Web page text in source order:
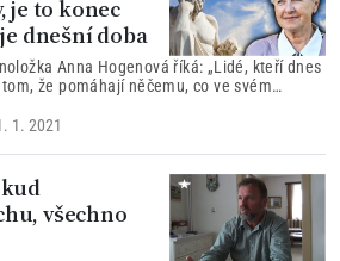
astrologické
je to konec
dnešní doba
Anna Hogenová říká: „Lidé, kteří dnes
že pomáhají něčemu, co ve svém
nejzákladnější, a to je nárok člověka žít ze
jenom jim. Jen tak lze žít opravdově.
1. 2021
všechno